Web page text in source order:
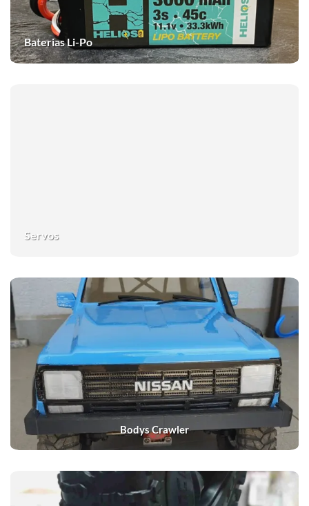
Baterias Li-Po
Servos
Bodys Crawler